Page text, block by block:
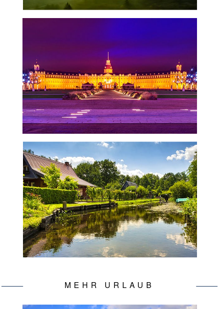
MEHR URLAUB